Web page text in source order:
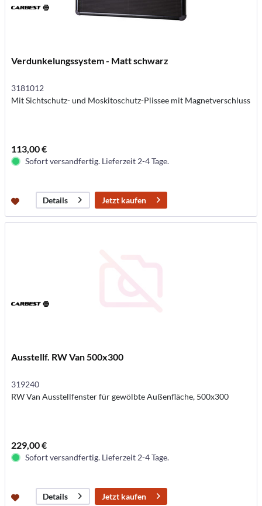
Verdunkelungssystem - Matt schwarz
3181012
Mit Sichtschutz- und Moskitoschutz-Plissee mit Magnetverschluss
113,00 €
Sofort versandfertig. Lieferzeit 2-4 Tage.
Details Jetzt kaufen
Ausstellf. RW Van 500x300
319240
RW Van Ausstellfenster für gewölbte Außenfläche, 500x300
229,00 €
Sofort versandfertig. Lieferzeit 2-4 Tage.
Details Jetzt kaufen